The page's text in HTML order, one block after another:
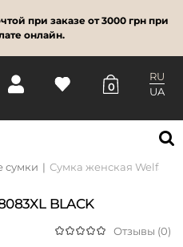
при заказе от 3000 грн при
онлайн.
0
RU
UA
сумки
Сумка женская Welfare
BLACK
Отзывы (0)